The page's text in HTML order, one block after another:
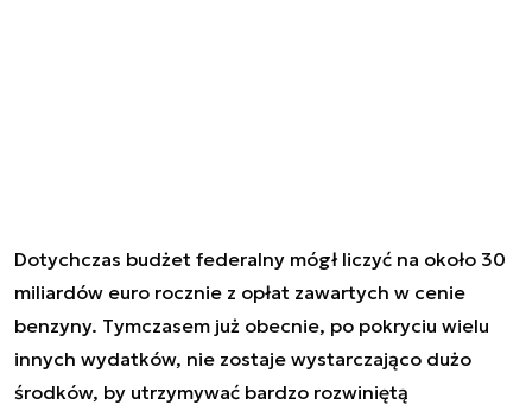
Dotychczas budżet federalny mógł liczyć na około 30
miliardów euro rocznie z opłat zawartych w cenie
benzyny. Tymczasem już obecnie, po pokryciu wielu
innych wydatków, nie zostaje wystarczająco dużo
środków, by utrzymywać bardzo rozwiniętą